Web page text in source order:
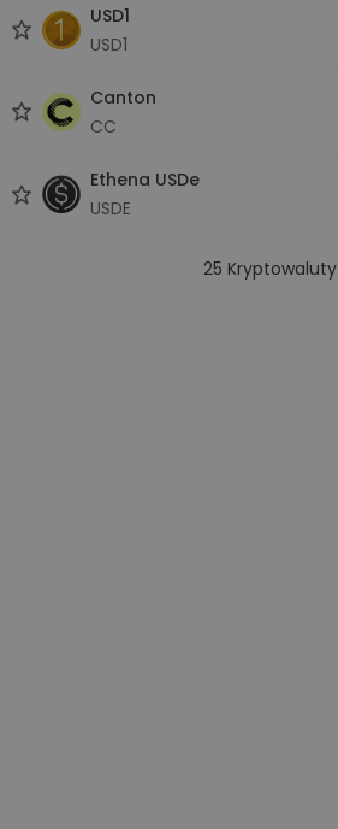
USD1
USD1
Canton
CC
Ethena USDe
USDE
25 Kryptowaluty